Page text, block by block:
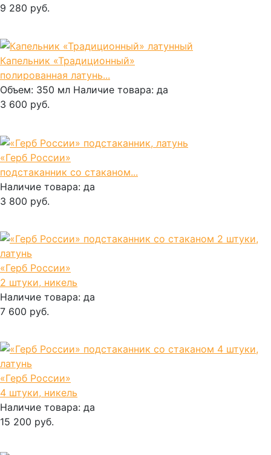
9 280 руб.
Капельник «Традиционный»
полированная латунь...
Объем: 350 мл Наличие товара: да
3 600 руб.
«Герб России»
подстаканник со стаканом...
Наличие товара: да
3 800 руб.
«Герб России»
2 штуки, никель
Наличие товара: да
7 600 руб.
«Герб России»
4 штуки, никель
Наличие товара: да
15 200 руб.